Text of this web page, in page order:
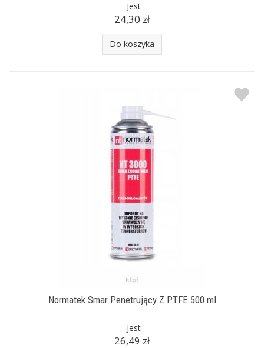
Jest
24,30 zł
Do koszyka
Normatek Smar Penetrujący Z PTFE 500 ml
Jest
26,49 zł